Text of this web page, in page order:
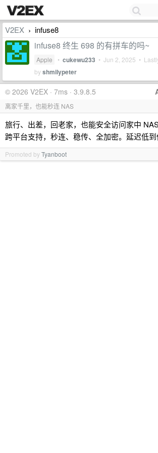
V2EX › infuse8
infuse8 终生 698 的有拼车的吗~
Apple • cukewu233 • Jun 2, 2025 •
byshmilypeter
© 2026 V2EX · 7ms · 3.9.8.5
离家千里，也能秒连 NAS
旅行、出差，回老家，也能安全访问家中 NAS
跨平台支持，秒连、稳传、全加密。延迟低到
Promoted byTyanboot